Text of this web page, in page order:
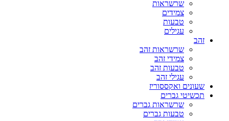
שרשראות
צמידים
טבעות
עגילים
זהב
שרשראות זהב
צמידי זהב
טבעות זהב
עגילי זהב
שעונים ואקססוריז
תכשיטי גברים
שרשראות גברים
טבעות גברים